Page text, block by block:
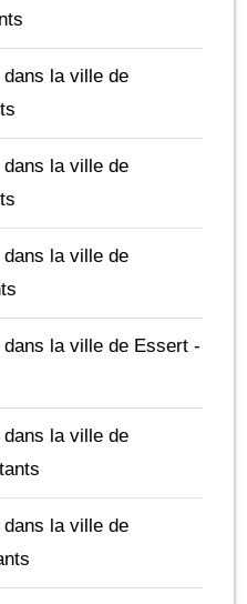
la ville de
la ville de
la ville de
la ville de Essert -
la ville de
la ville de